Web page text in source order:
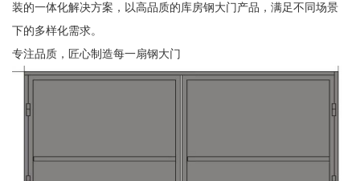
装的一体化解决方案，以高品质的库房钢大门产品，满足不同场景
下的多样化需求。
专注品质，匠心制造每一扇钢大门